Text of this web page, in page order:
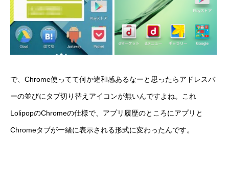
で、Chrome使ってて何か違和感あるなーと思ったらアドレスバ
ーの並びにタブ切り替えアイコンが無いんですよね。これ
LolipopのChromeの仕様で、アプリ履歴のところにアプリと
Chromeタブが一緒に表示される形式に変わったんです。